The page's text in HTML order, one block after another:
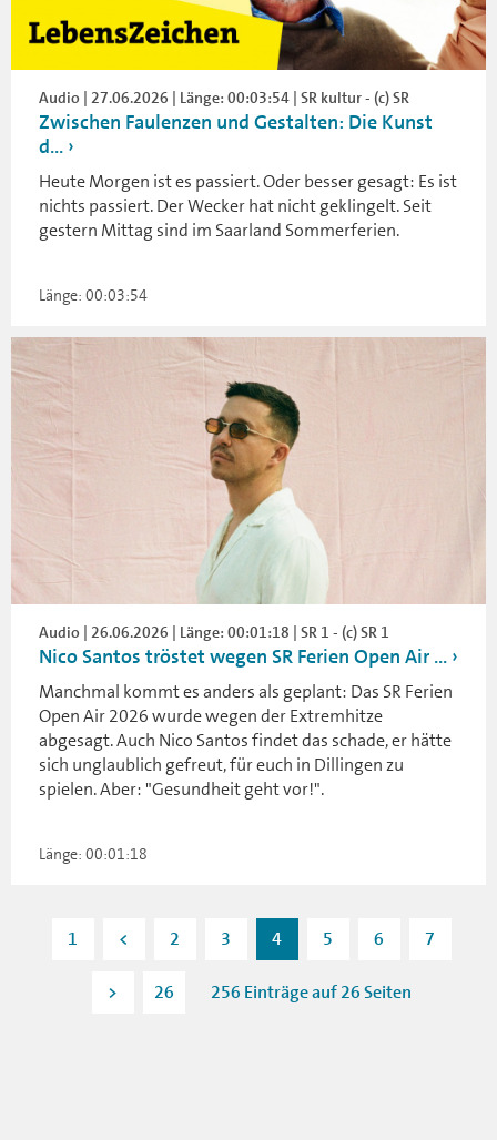
Audio | 27.06.2026 | Länge: 00:03:54 | SR kultur - (c) SR
Zwischen Faulenzen und Gestalten: Die Kunst
d...
Heute Morgen ist es passiert. Oder besser gesagt: Es ist
nichts passiert. Der Wecker hat nicht geklingelt. Seit
gestern Mittag sind im Saarland Sommerferien.
Länge: 00:03:54
Audio | 26.06.2026 | Länge: 00:01:18 | SR 1 - (c) SR 1
Nico Santos tröstet wegen SR Ferien Open Air ...
Manchmal kommt es anders als geplant: Das SR Ferien
Open Air 2026 wurde wegen der Extremhitze
abgesagt. Auch Nico Santos findet das schade, er hätte
sich unglaublich gefreut, für euch in Dillingen zu
spielen. Aber: "Gesundheit geht vor!".
Länge: 00:01:18
1 < 2 3 4 5 6 7
> 26 256 Einträge auf 26 Seiten